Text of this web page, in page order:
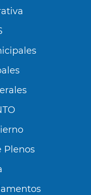
Plenos